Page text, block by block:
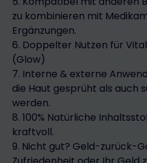
zu kombinieren mit
Ergänzungen.
6. Doppelter Nutzen für
(Glow)
7. Interne & externe
die Haut gesprüht als auch
werden.
8. 100% Natürliche
kraftvoll.
9. Nicht gut? Geld-zurück-